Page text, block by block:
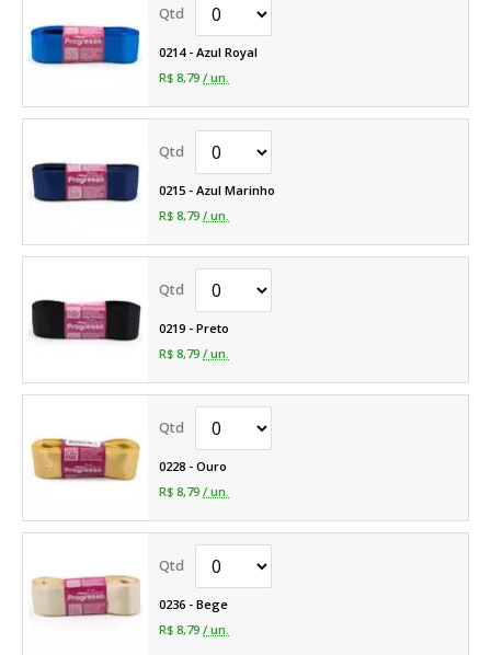
0214 - Azul Royal
R$ 8,79 / un.
0215 - Azul Marinho
R$ 8,79 / un.
0219 - Preto
R$ 8,79 / un.
0228 - Ouro
R$ 8,79 / un.
0236 - Bege
R$ 8,79 / un.